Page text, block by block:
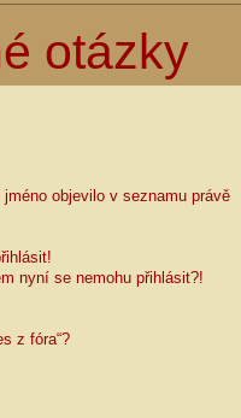
otázky
objevilo v seznamu právě
nyní se nemohu přihlásit?!
z fóra“?